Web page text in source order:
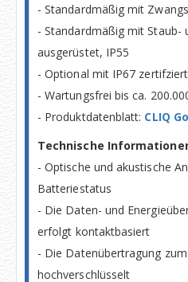
- Standardmäßig mit
- Standardmäßig mit Staub-
ausgerüstet, IP55
- Optional mit IP67
- Wartungsfrei bis ca.
- Produktdatenblatt: CLIQ
Technische
- Optische und akustische
Batteriestatus
- Die Daten- und
erfolgt kontaktbasiert
- Die Datenübertragung
hochverschlüsselt